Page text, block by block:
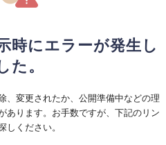
時にエラーが発生し
た。
、変更されたか、公開準備中などの理
あります。お手数ですが、下記のリン
しください。